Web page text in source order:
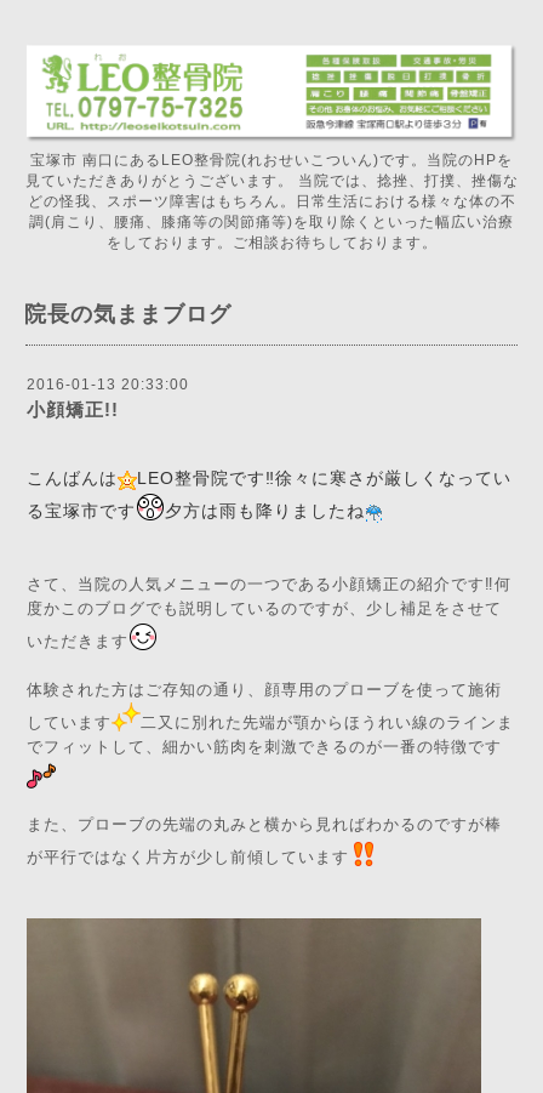
宝塚市 南口にあるLEO整骨院(れおせいこついん)です。当院のHPを
見ていただきありがとうございます。 当院では、捻挫、打撲、挫傷な
どの怪我、スポーツ障害はもちろん。日常生活における様々な体の不
調(肩こり、腰痛、膝痛等の関節痛等)を取り除くといった幅広い治療
をしております。ご相談お待ちしております。
院長の気ままブログ
2016-01-13 20:33:00
小顔矯正!!
こんばんは
LEO整骨院です‼️徐々に寒さが厳しくなってい
る宝塚市です
夕方は雨も降りましたね
さて、当院の人気メニューの一つである小顔矯正の紹介です‼️何
度かこのブログでも説明しているのですが、少し補足をさせて
いただきます
体験された方はご存知の通り、顔専用のプローブを使って施術
しています
二又に別れた先端が顎からほうれい線のラインま
でフィットして、細かい筋肉を刺激できるのが一番の特徴です
また、プローブの先端の丸みと横から見ればわかるのですが棒
が平行ではなく片方が少し前傾しています